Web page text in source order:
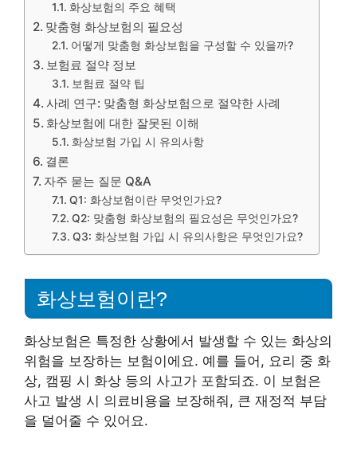
화상보험의 주요 혜택
맞춤형 화상보험의 필요성
어떻게 맞춤형 화상보험을 구성할 수 있을까?
보험료 절약 정보
보험료 절약 팁
사례 연구: 맞춤형 화상보험으로 절약한 사례
화상보험에 대한 잘못된 이해
화상보험 가입 시 유의사항
결론
자주 묻는 질문 Q&A
Q1: 화상보험이란 무엇인가요?
Q2: 맞춤형 화상보험의 필요성은 무엇인가요?
Q3: 화상보험 가입 시 유의사항은 무엇인가요?
화상보험이란?
화상보험은 특정한 상황에서 발생할 수 있는 화상의
위험을 보장하는 보험이에요. 예를 들어, 요리 중 화
상, 캠핑 시 화상 등의 사고가 포함되죠. 이 보험은
사고 발생 시 의료비용을 보장해줘, 큰 재정적 부담
을 덜어줄 수 있어요.